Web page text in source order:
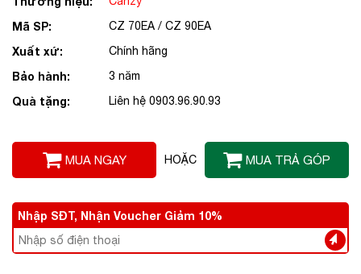
Mã SP: CZ 70EA / CZ 90EA
Xuất xứ: Chính hãng
Bảo hành: 3 năm
Quà tặng: Liên hệ 0903.96.90.93
MUA NGAY HOẶC MUA TRẢ GÓP
Nhập SĐT, Nhận Voucher Giảm 10%